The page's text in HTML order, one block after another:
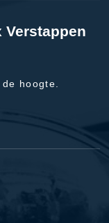
Verstappen
hoogte.